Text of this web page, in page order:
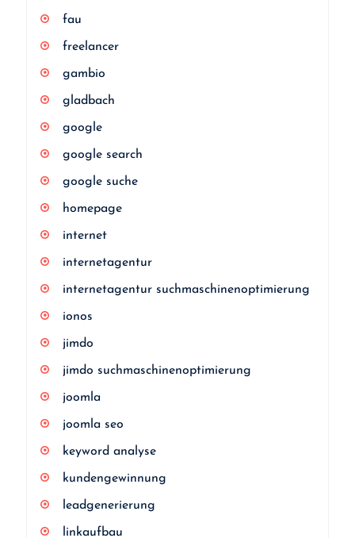
fau
freelancer
gambio
gladbach
google
google search
google suche
homepage
internet
internetagentur
internetagentur suchmaschinenoptimierung
ionos
jimdo
jimdo suchmaschinenoptimierung
joomla
joomla seo
keyword analyse
kundengewinnung
leadgenerierung
linkaufbau